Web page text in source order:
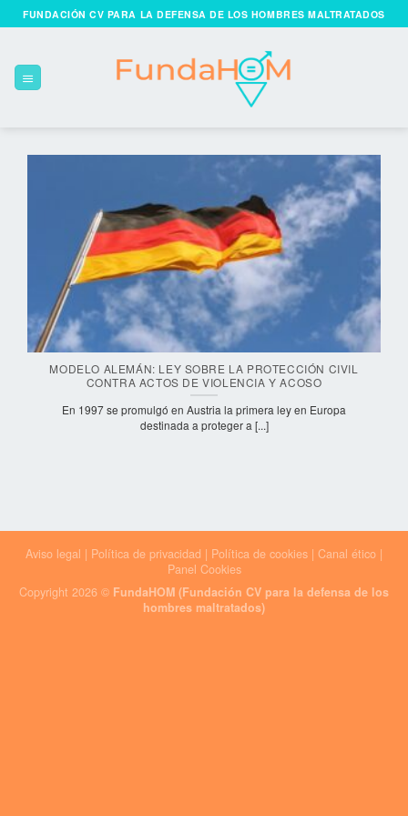
Skip
to
FUNDACIÓN CV PARA LA DEFENSA DE LOS HOMBRES MALTRATADOS
MODELO ALEMÁN: LEY SOBRE LA PROTECCIÓN CIVIL
CONTRA ACTOS DE VIOLENCIA Y ACOSO
En 1997 se promulgó en Austria la primera ley en Europa
destinada a proteger a [...]
Aviso legal | Política de privacidad | Política de cookies | Canal ético |
Panel Cookies
Copyright 2026 © FundaHOM (Fundación CV para la defensa de los
hombres maltratados)